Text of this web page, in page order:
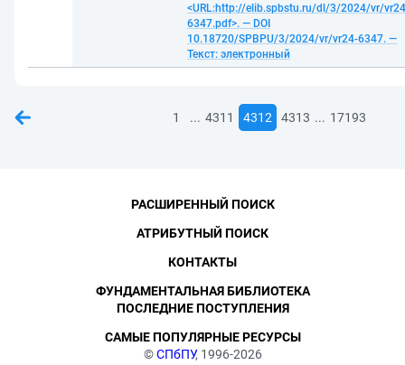
<URL:http://elib.spbstu.ru/dl/3/2024/vr/
6347.pdf>. — DOI
10.18720/SPBPU/3/2024/vr/vr24-6347. —
Текст: электронный
1 ... 4311 4312 4313 ... 17193
©СПбПУ, 1996-2026
РАСШИРЕННЫЙ ПОИСК
АТРИБУТНЫЙ ПОИСК
КОНТАКТЫ
ФУНДАМЕНТАЛЬНАЯ БИБЛИОТЕКА
ПОСЛЕДНИЕ ПОСТУПЛЕНИЯ
САМЫЕ ПОПУЛЯРНЫЕ РЕСУРСЫ